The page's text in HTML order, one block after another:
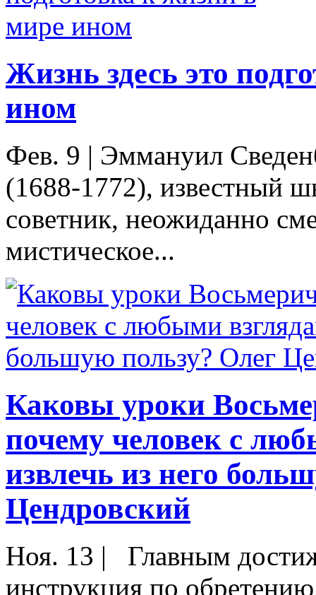
Жизнь здесь это
ином
Фев. 9 | Эммануил
(1688-1772), известный
советник, неожиданно
мистическое...
Каковы уроки
почему человек с
извлечь из него
Цендровский
Ноя. 13 |
Главным
инструкция по